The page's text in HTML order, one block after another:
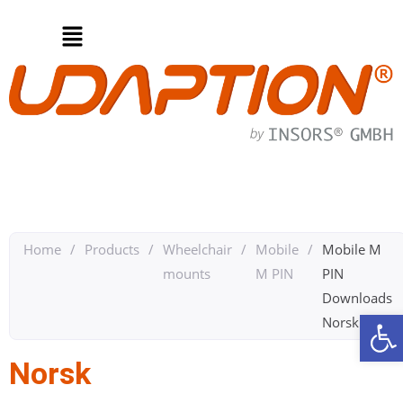
Home / Products / Wheelchair
mounts
/ Mobile
M PIN
/ Mobile M
PIN
Downloads
Norsk
Norsk